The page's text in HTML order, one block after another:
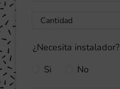
¿Necesita instalador?
Si
No